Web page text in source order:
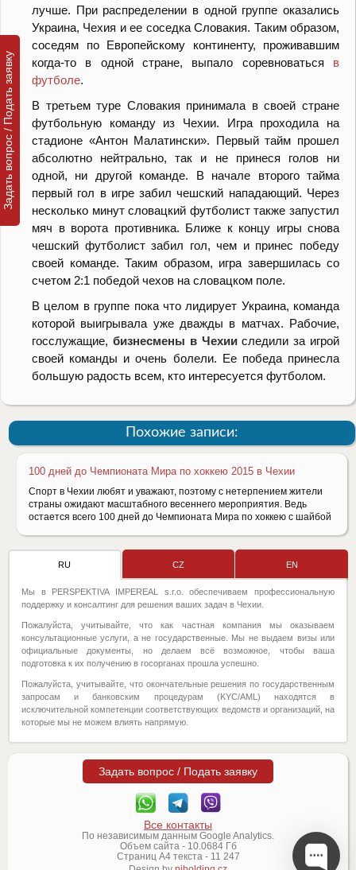
лучше. При распределении в одной группе оказались
Украина, Чехия и ее соседка Словакия. Таким образом,
соседям по Европейскому континенту, проживавшим
когда-то в одной стране, выпало соревноваться в
футболе.
В третьем туре Словакия принимала в своей стране
футбольную команду из Чехии. Игра проходила на
стадионе «Антон Малатински». Первый тайм прошел
абсолютно нейтрально, так и не принеся голов ни
одной, ни другой команде. В начале второго тайма
первый гол в игре забил чешский нападающий. Через
несколько минут словацкий футболист также запустил
мяч в ворота противника. Ближе к концу игры снова
чешский футболист забил гол, чем и принес победу
своей команде. Таким образом, игра завершилась со
счетом 2:1 победой чехов на словацком поле.
В целом в группе пока что лидирует Украина, команда
которой выигрывала уже дважды в матчах. Рабочие,
госслужащие, бизнесмены в Чехииследили за игрой
своей команды и очень болели. Ее победа принесла
большую радость всем, кто интересуется футболом.
Похожие записи:
100 дней до Чемпионата Мира по хоккею 2015 в Чехии
Спорт в Чехии любят и уважают, поэтому с нетерпением жители
страны ожидают масштабного весеннего мероприятия. Ведь
остается всего 100 дней до Чемпионата Мира по хоккею с шайбой
Задать вопрос / Подать заявку
RU CZ EN
Мы в PERSPEKTIVA IMPEREAL s.r.o. обеспечиваем профессиональную
поддержку и консалтинг для решения ваших задач в Чехии.
Пожалуйста, учитывайте, что как частная компания мы оказываем
консультационные услуги, а не государственные. Мы не выдаем визы или
официальные документы, но делаем всё возможное, чтобы ваша
подготовка к их получению в госорганах прошла успешно.
Пожалуйста, учитывайте, что окончательные решения по государственным
запросам и банковским процедурам (KYC/AML) находятся в
исключительной компетенции соответствующих ведомств и организаций, на
которые мы не можем влиять напрямую.
Задать вопрос / Подать заявку
Все контакты
По независимым данным Google Analytics.
Объем сайта - 10.0684Гб
Страниц А4 текста - 11 247